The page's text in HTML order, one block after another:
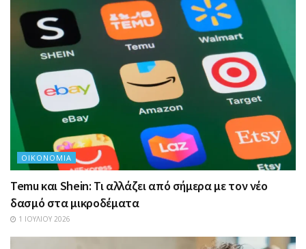
ΟΙΚΟΝΟΜΊΑ
Temu και Shein: Τι αλλάζει από σήμερα με τον νέο
δασμό στα μικροδέματα
1 ΙΟΥΛΊΟΥ 2026